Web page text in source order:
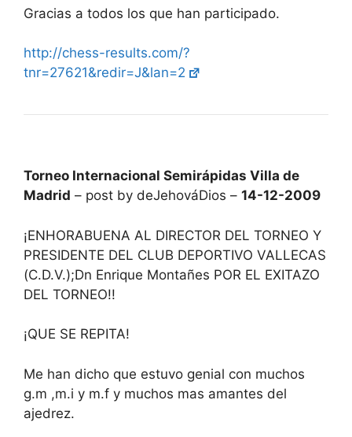
Gracias a todos los que han participado.
http://chess-results.com/?
tnr=27621&redir=J&lan=2
Torneo Internacional Semirápidas Villa de
Madrid – post by deJehováDios – 14-12-2009
¡ENHORABUENA AL DIRECTOR DEL TORNEO Y
PRESIDENTE DEL CLUB DEPORTIVO VALLECAS
(C.D.V.);Dn Enrique Montañes POR EL EXITAZO
DEL TORNEO!!
¡QUE SE REPITA!
Me han dicho que estuvo genial con muchos
g.m ,m.i y m.f y muchos mas amantes del
ajedrez.